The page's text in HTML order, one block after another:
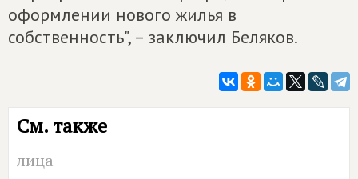
оформлении нового жилья в
собственность", – заключил Беляков.
См. также
лица